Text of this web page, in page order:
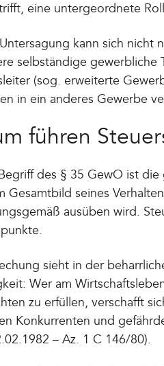
eine untergeordnete
kann sich nicht
selbständige
(sog. erweiterte
in ein anderes Gewerbe
führen
des § 35 GewO ist
Gesamtbild seines
ausüben wird.
sieht in der
Wer am
zu erfüllen, verschafft
Konkurrenten und
– Az. 1 C 146/80).